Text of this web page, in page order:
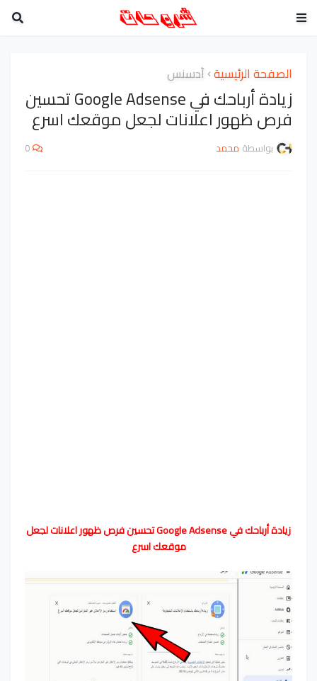
الصفحة الرئيسية أدسنس
زيادة أرباحك في Google Adsense تحسين
فرص ظهور اعلانات لجعل موقعك اسرع
بواسطة محمد 0
زيادة أرباحك في Google Adsense تحسين فرص ظهور اعلانات لجعل
موقعك اسرع